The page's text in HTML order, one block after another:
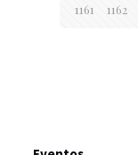
1161 1162